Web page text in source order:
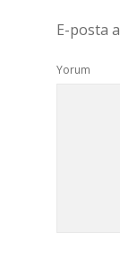
E-posta
Yorum